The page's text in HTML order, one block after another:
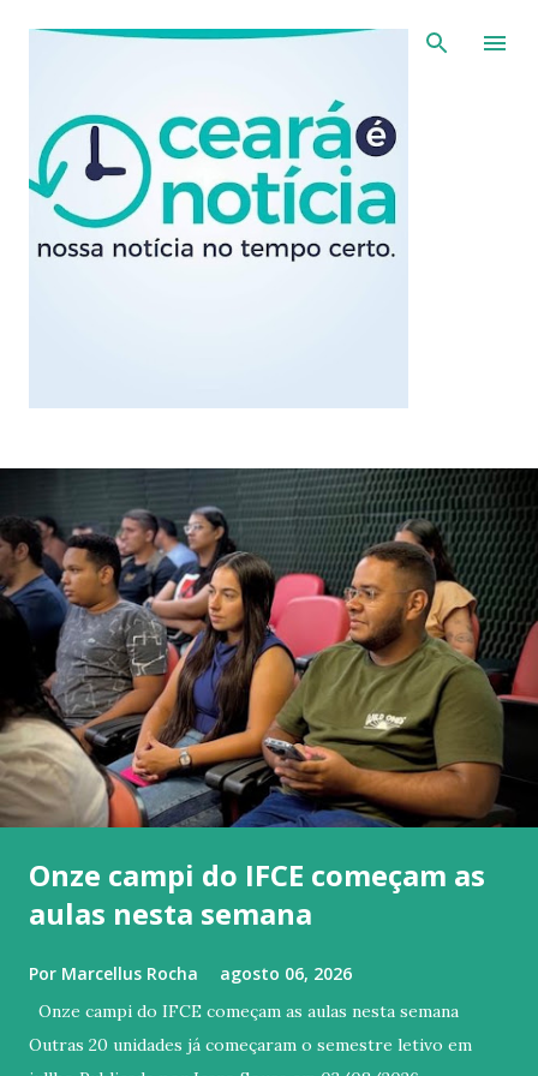
Pular para o conteúdo principal
Onze campi do IFCE começam as
aulas nesta semana
Por Marcellus Rocha agosto 06, 2026
Onze campi do IFCE começam as aulas nesta semana
Outras 20 unidades já começaram o semestre letivo em